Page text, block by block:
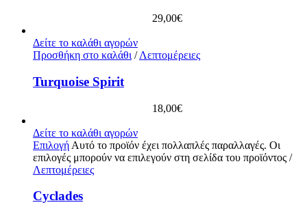
29,00€
Δείτε το καλάθι αγορών
Προσθήκη στο καλάθι / Λεπτομέρειες
Turquoise Spirit
18,00€
Δείτε το καλάθι αγορών
Επιλογή Αυτό το προϊόν έχει πολλαπλές παραλλαγές. Οι
επιλογές μπορούν να επιλεγούν στη σελίδα του προϊόντος /
Λεπτομέρειες
Cyclades